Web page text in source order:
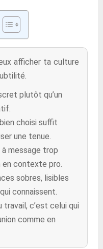
afficher ta culture
plutôt qu’un
choisi suffit
une tenue.
message trop
contexte pro.
sobres, lisibles
connaissent.
c’est celui qui
comme en